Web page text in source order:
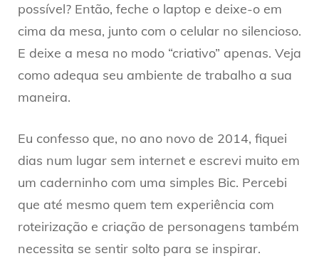
possível? Então, feche o laptop e deixe-o em
cima da mesa, junto com o celular no silencioso.
E deixe a mesa no modo “criativo” apenas. Veja
como adequa seu ambiente de trabalho a sua
maneira.
Eu confesso que, no ano novo de 2014, fiquei
dias num lugar sem internet e escrevi muito em
um caderninho com uma simples Bic. Percebi
que até mesmo quem tem experiência com
roteirização e criação de personagens também
necessita se sentir solto para se inspirar.